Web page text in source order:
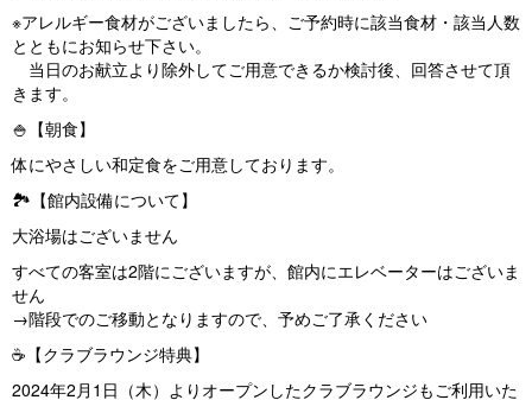
※アレルギー食材がございましたら、ご予約時に該当食材・該当人数
とともにお知らせ下さい。
当日のお献立より除外してご用意できるか検討後、回答させて頂
きます。
🍚【朝食】
体にやさしい和定食をご用意しております。
🏞【館内設備について】
大浴場はございません
すべての客室は2階にございますが、館内にエレベーターはございま
せん
→階段でのご移動となりますので、予めご了承ください
☕【クラブラウンジ特典】
2024年2月1日（木）よりオープンしたクラブラウンジもご利用いた